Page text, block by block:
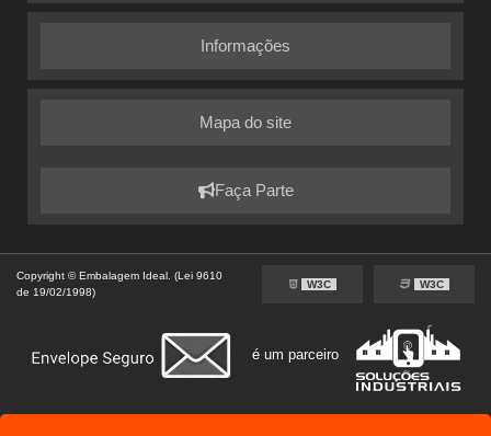
Informações
Mapa do site
Faça Parte
Copyright © Embalagem Ideal. (Lei 9610
de 19/02/1998)
W3C W3C
é um parceiro